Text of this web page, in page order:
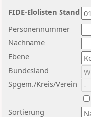
Nachname
Ebene
Sortierung
Personennummer
Bundesland
Spgem./Kreis/Verein
FIDE-Elolisten Stand